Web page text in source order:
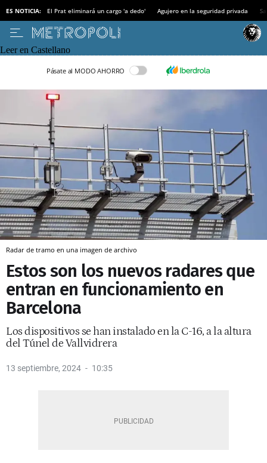
ES NOTICIA: El Prat eliminará un cargo 'a dedo' Agujero en la seguridad privada
Leer en Castellano
Pásate al MODO AHORRO
Radar de tramo en una imagen de archivo
Estos son los nuevos radares que
entran en funcionamiento en
Barcelona
Los dispositivos se han instalado en la C-16, a la altura
del Túnel de Vallvidrera
13 septiembre, 2024 10:35